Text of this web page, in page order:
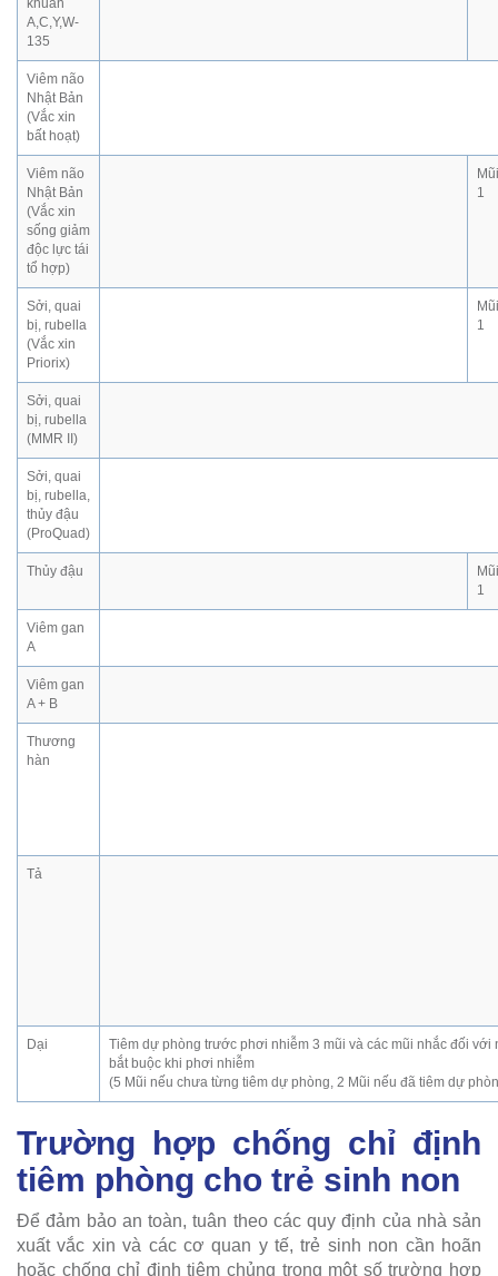
khuẩn
A,C,Y,W-
135
Viêm não
Nhật Bản
(Vắc xin
bất hoạt)
Viêm não
Nhật Bản
(Vắc xin
sống giảm
độc lực tái
tổ hợp)
Mũi
1
Sởi, quai
bị, rubella
(Vắc xin
Priorix)
Mũi
1
Sởi, quai
bị, rubella
(MMR II)
Sởi, quai
bị, rubella,
thủy đậu
(ProQuad)
Thủy đậu
Mũi
1
Viêm gan
A
Viêm gan
A + B
Thương
hàn
Tả
Dại
Tiêm dự phòng trước phơi nhiễm 3 mũi và các mũi nhắc đối với
bắt buộc khi phơi nhiễm
(5 Mũi nếu chưa từng tiêm dự phòng, 2 Mũi nếu đã tiêm dự
Trường hợp chống chỉ định
tiêm phòng cho trẻ sinh non
Để đảm bảo an toàn, tuân theo các quy định của nhà sản
xuất vắc xin và các cơ quan y tế, trẻ sinh non cần hoãn
hoặc chống chỉ định tiêm chủng trong một số trường hợp